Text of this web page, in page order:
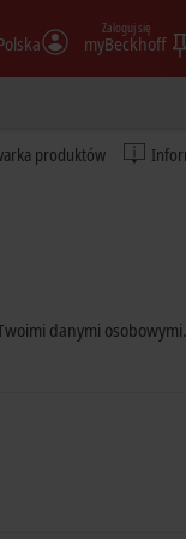
myBeckhoff
Zaloguj się
produktów
danymi